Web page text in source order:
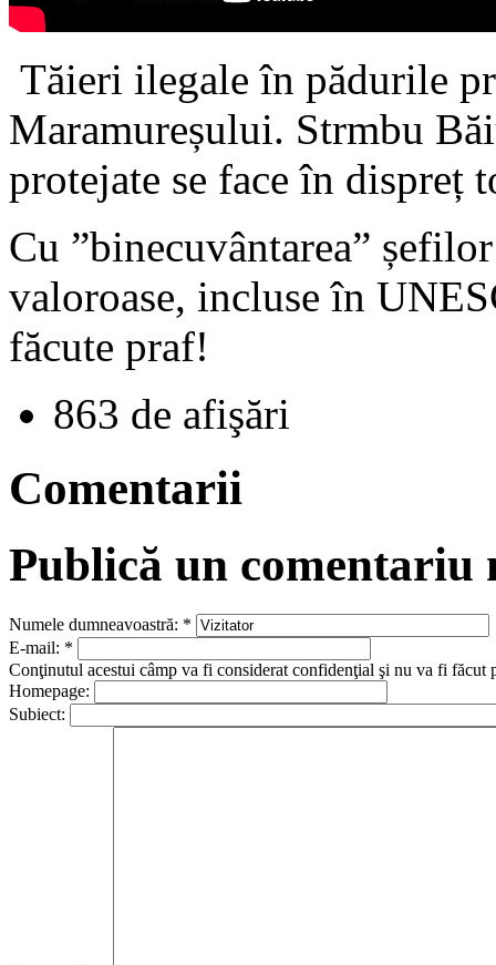
Tăieri ilegale în pădurile
Maramureșului. Strmbu
protejate se face în
Cu ”binecuvântarea”
valoroase, incluse în
făcute praf!
863 de afişări
Comentarii
Publică un comentariu
Numele dumneavoastră: *
E-mail: *
Conţinutul acestui câmp va fi considerat confidenţial şi nu va fi făcut
Homepage:
Subiect: